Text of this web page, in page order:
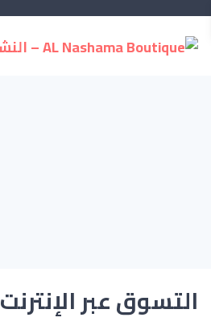
التسوق عبر الإنترنت